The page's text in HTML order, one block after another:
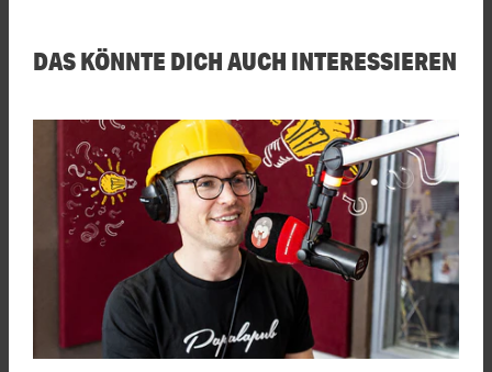
DAS KÖNNTE DICH AUCH INTERESSIEREN